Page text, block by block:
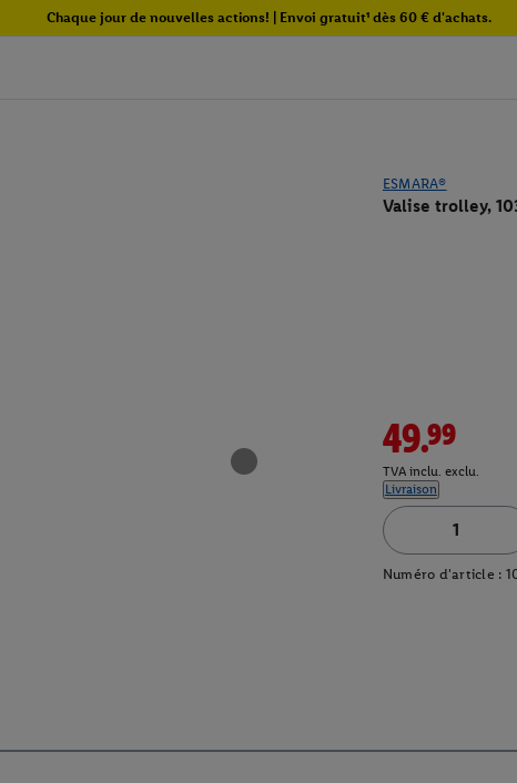
Chaque jour de nouvelles actions! | Envoi gratuit¹ dès 60 € d'achats.
ESMARA®
Valise trolley,
49.99
TVA inclu. exclu.
Livraison
Numéro d'article :